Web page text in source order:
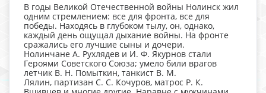
В годы Великой Отечественной войны Нолинск жил
одним стремлением: все для фронта, все для
победы. Находясь в глубоком тылу, он, однако,
каждый день ощущал дыхание войны. На фронте
сражались его лучшие сыны и дочери.
Нолинчане А. Рухлядев и И. Ф. Якурнов стали
Героями Советского Союза; умело били врагов
летчик В. Н. Помыткин, танкист В. М.
Лялин, партизан С. С. Кочуров, матрос Р. К.